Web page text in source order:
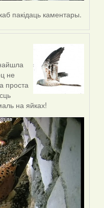
каб пакідаць каментары.
не
проста
на яйках!